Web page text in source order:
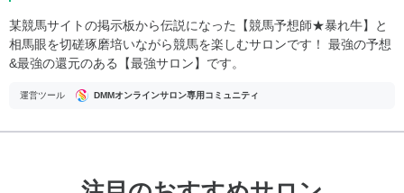
某競馬サイトの掲示板から伝説になった【競馬予想師★暴れ牛】と
相馬眼を切磋琢磨培いながら競馬を楽しむサロンです！ 最強の予想
&最強の還元のある【最強サロン】です。
運営ツール DMMオンラインサロン専用コミュニティ